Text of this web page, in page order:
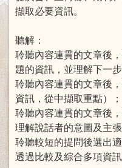
擷取必要資訊。
聽解：
聆聽內容連貫的文章後
題的資訊，並理解下一
聆聽內容連貫的文章後
資訊，從中擷取重點）；
聆聽內容連貫的文章後
理解說話者的意圖及主張
聆聽較短的提問後選出
透過比較及綜合多項資訊